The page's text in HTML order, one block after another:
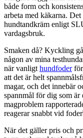
både form och
arbeta med käkarna.
hundtandkräm enligt
vardagsbruk.
Smaken då? Kyckling
någon av mina
när vanligt hundfoderför
att det är helt
magar, och det innebär
spannmål för dig som är
magproblem
reagerar snabbt vid
När det gäller pris och